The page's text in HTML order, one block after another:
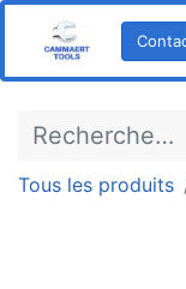
Tous les produits